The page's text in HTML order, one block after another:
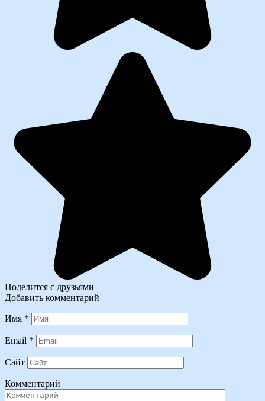
Поделится с друзьями
Добавить комментарий
Имя *
Email *
Сайт
Комментарий